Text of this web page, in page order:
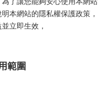
本網站的隱私權保護政策，
立即生效，
範圍